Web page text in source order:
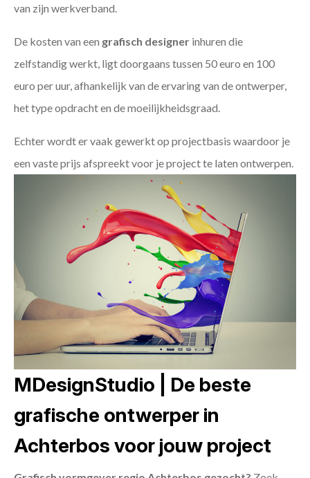
van zijn werkverband.
De kosten van een grafisch designer inhuren die
zelfstandig werkt, ligt doorgaans tussen 50 euro en 100
euro per uur, afhankelijk van de ervaring van de ontwerper,
het type opdracht en de moeilijkheidsgraad.
Echter wordt er vaak gewerkt op projectbasis waardoor je
een vaste prijs afspreekt voor je project te laten ontwerpen.
MDesignStudio | De beste
grafische ontwerper in
Achterbos voor jouw project